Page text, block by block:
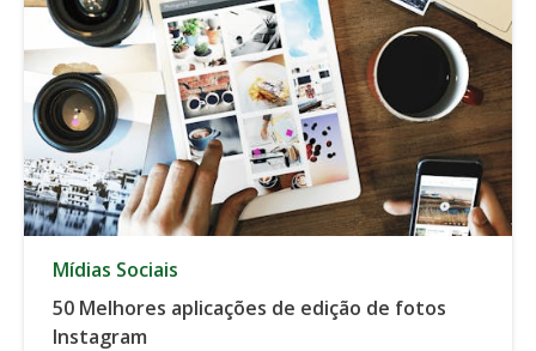
Mídias Sociais
50 Melhores aplicações de edição de fotos
Instagram